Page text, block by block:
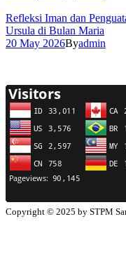
Refleksi Iman dan
Ursula di Bulan Maria
20 May 2026Byadmin
Copyright © 2025 by STPM